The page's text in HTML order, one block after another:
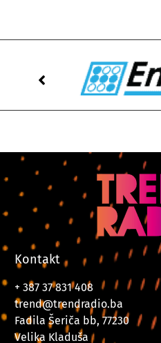
Kontakt
+ 387 37 831 408
trend@trendradio.ba
Fadila Šeriča bb, 77230
Velika Kladuša